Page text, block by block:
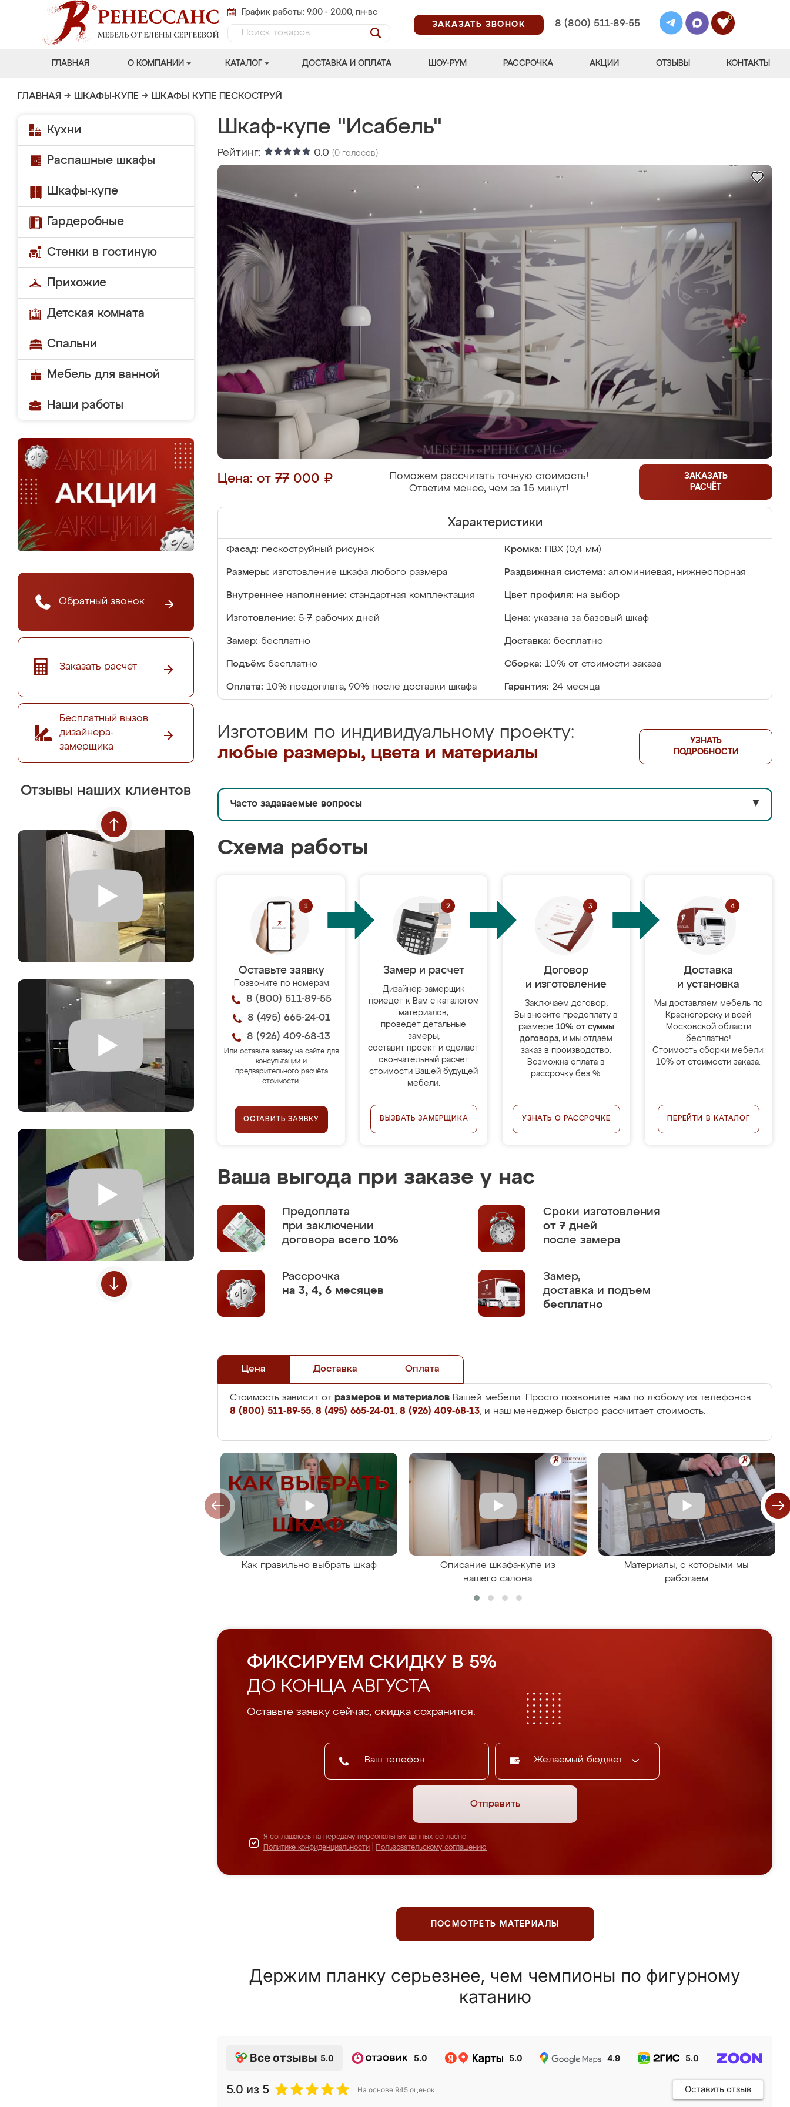
График работы: 9.00 - 20.00, пн-вс
ЗАКАЗАТЬ ЗВОНОК
8 (800) 511-89-55
0
ГЛАВНАЯ О КОМПАНИИ КАТАЛОГ ДОСТАВКА И ОПЛАТА ШОУ-РУМ РАССРОЧКА АКЦИИ ОТЗЫВЫ КОНТАКТЫ
ГЛАВНАЯ → ШКАФЫ-КУПЕ → ШКАФЫ КУПЕ ПЕСКОСТРУЙ
Кухни
Распашные шкафы
Шкафы-купе
Гардеробные
Стенки в гостиную
Прихожие
Детская комната
Спальни
Мебель для ванной
Наши работы
Обратный звонок
Заказать расчёт
Бесплатный вызов
дизайнера-
замерщика
Отзывы наших клиентов
Шкаф-купе "Исабель"
Рейтинг: 0.0 (0 голосов)
Цена: от 77 000 ₽
Поможем рассчитать точную стоимость!
Ответим менее, чем за 15 минут!
ЗАКАЗАТЬ
РАСЧЁТ
Характеристики
Фасад: пескоструйный рисунок Кромка: ПВХ (0,4 мм)
Размеры: изготовление шкафа любого размера Раздвижная система: алюминиевая, нижнеопорная
Внутреннее наполнение: стандартная комплектация Цвет профиля: на выбор
Изготовление: 5-7 рабочих дней Цена: указана за базовый шкаф
Замер: бесплатно Доставка: бесплатно
Подъём: бесплатно Сборка: 10% от стоимости заказа
Оплата: 10% предоплата, 90% после доставки шкафа Гарантия: 24 месяца
Изготовим по индивидуальному проекту:
любые размеры, цвета и материалы
УЗНАТЬ
ПОДРОБНОСТИ
Часто задаваемые вопросы ▼
Схема работы
Оставьте заявку
Позвоните по номерам
8 (800) 511-89-55
8 (495) 665-24-01
8 (926) 409-68-13
Или оставьте заявку на сайте для
консультации и
предварительного расчёта
стоимости.
ОСТАВИТЬ ЗАЯВКУ
Замер и расчет
Дизайнер-замерщик
приедет к Вам с каталогом
материалов,
проведёт детальные
замеры,
составит проект и сделает
окончательный расчёт
стоимости Вашей будущей
мебели.
ВЫЗВАТЬ ЗАМЕРЩИКА
Договор
и изготовление
Заключаем договор,
Вы вносите предоплату в
размере 10% от суммы
договора, и мы отдаём
заказ в производство.
Возможна оплата в
рассрочку без %.
УЗНАТЬ О РАССРОЧКЕ
Доставка
и установка
Мы доставляем мебель по
Красногорску и всей
Московской области
бесплатно!
Стоимость сборки мебели:
10% от стоимости заказа.
ПЕРЕЙТИ В КАТАЛОГ
Ваша выгода при заказе у нас
Предоплата
при заключении
договора всего 10%
Сроки изготовления
от 7 дней
после замера
Рассрочка
на 3, 4, 6 месяцев
Замер,
доставка и подъем
бесплатно
Цена Доставка Оплата
Стоимость зависит от размеров и материалов Вашей мебели. Просто позвоните нам по любому из телефонов:
8 (800) 511-89-55, 8 (495) 665-24-01, 8 (926) 409-68-13, и наш менеджер быстро рассчитает стоимость.
Как правильно выбрать шкаф
Описание шкафа-купе из
нашего салона
Материалы, с которыми мы
работаем
ФИКСИРУЕМ СКИДКУ В 5%
ДО КОНЦА АВГУСТА
Оставьте заявку сейчас, скидка сохранится.
Желаемый бюджет
Отправить
Я соглашаюсь на передачу персональных данных согласно
Политике конфиденциальности
Пользовательскому соглашению
ПОСМОТРЕТЬ МАТЕРИАЛЫ
Держим планку серьезнее, чем чемпионы по фигурному
катанию
Все отзывы 5.0 5.0 5.0 4.9 5.0
5.0 из 5 На основе 945 оценок Оставить отзыв